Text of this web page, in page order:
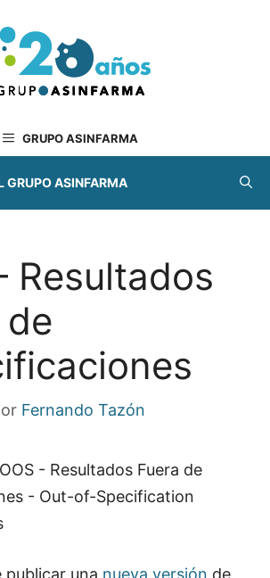
GRUPO ASINFARMA
GRUPO ASINFARMA
Resultados
de
Fernando Tazón
publicar una nueva versión de